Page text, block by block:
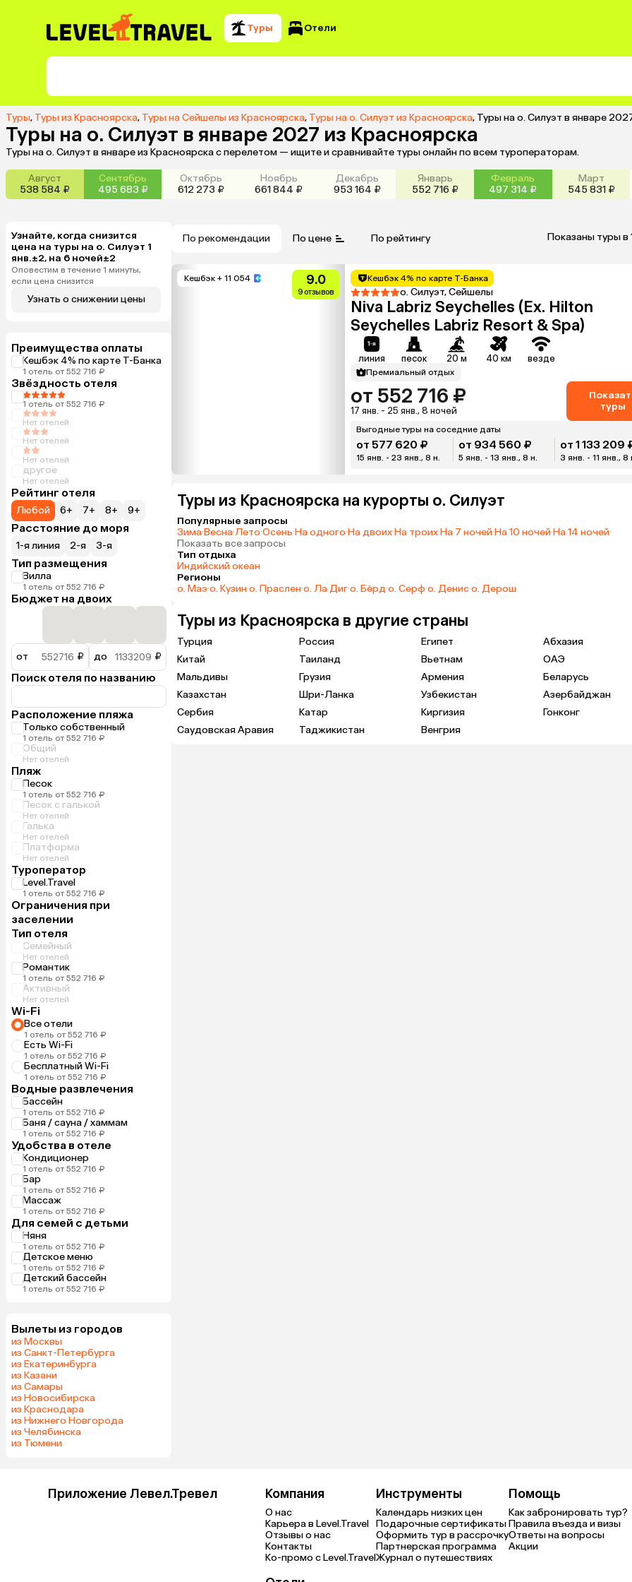
Туры Отели
Туры, Туры из Красноярска, Туры на Сейшелы из Красноярска, Туры на о. Силуэт из Красноярска, Туры на о. Силуэт в январе
Туры на о. Силуэт в январе 2027 из Красноярска
Туры на о. Силуэт в январе из Красноярска с перелетом — ищите и сравнивайте туры онлайн по всем туроператорам.
Август
538 584 ₽
Сентябрь
495 683 ₽
Октябрь
612 273 ₽
Ноябрь
661 844 ₽
Декабрь
953 164 ₽
Январь
552 716 ₽
Февраль
497 314 ₽
Март
545 831 ₽
Узнайте, когда снизится
цена на туры на о. Силуэт 1
янв.±2, на 6 ночей±2
Оповестим в течение 1 минуты,
если цена снизится
Узнать о снижении цены
Преимущества оплаты
Кешбэк 4% по карте Т-Банка
1 отель от 552 716 ₽
Звёздность отеля
1 отель от 552 716 ₽
Нет отелей
Нет отелей
Нет отелей
другое
Нет отелей
Рейтинг отеля
Любой 6+ 7+ 8+ 9+
Расстояние до моря
1-я линия 2-я 3-я
Тип размещения
Вилла
1 отель от 552 716 ₽
Бюджет на двоих
от ₽ до ₽
Поиск отеля по названию
Расположение пляжа
Только собственный
1 отель от 552 716 ₽
Общий
Нет отелей
Пляж
Песок
1 отель от 552 716 ₽
Песок с галькой
Нет отелей
Галька
Нет отелей
Платформа
Нет отелей
Туроператор
Level.Travel
1 отель от 552 716 ₽
Ограничения при
заселении
Тип отеля
Семейный
Нет отелей
Романтик
1 отель от 552 716 ₽
Активный
Нет отелей
Wi-Fi
Все отели
1 отель от 552 716 ₽
Есть Wi-Fi
1 отель от 552 716 ₽
Бесплатный Wi-Fi
1 отель от 552 716 ₽
Водные развлечения
Бассейн
1 отель от 552 716 ₽
Баня / сауна / хаммам
1 отель от 552 716 ₽
Удобства в отеле
Кондиционер
1 отель от 552 716 ₽
Бар
1 отель от 552 716 ₽
Массаж
1 отель от 552 716 ₽
Для семей с детьми
Няня
1 отель от 552 716 ₽
Детское меню
1 отель от 552 716 ₽
Детский бассейн
1 отель от 552 716 ₽
Вылеты из городов
из Москвы
из Санкт-Петербурга
из Екатеринбурга
из Казани
из Самары
из Новосибирска
из Краснодара
из Нижнего Новгорода
из Челябинска
из Тюмени
По рекомендации По цене По рейтингу Показаны туры в
Кешбэк + 11 054 9.0
9 отзывов
Кешбэк 4% по карте Т-Банка
о. Силуэт, Сейшелы
Niva Labriz Seychelles (Ex. Hilton
Seychelles Labriz Resort & Spa)
линия песок 20 м 40 км везде
Премиальный отдых
от 552 716 ₽
17 янв. - 25 янв., 8 ночей
туры
Выгодные туры на соседние даты
от 577 620 ₽
15 янв. - 23 янв., 8 н.
от 934 560 ₽
5 янв. - 13 янв., 8 н.
от 1 133 209
3 янв. - 11 янв., 8
Туры из Красноярска на курорты о. Силуэт
Популярные запросы
Зима·Весна·Лето·Осень·На одного·На двоих·На троих·На 7 ночей·На 10 ночей·На 14 ночей·
Показать все запросы
Тип отдыха
Индийский океан
Регионы
о. Маэ·о. Кузин·о. Праслен·о. Ла Диг·о. Бёрд·о. Серф·о. Денис·о. Дерош
Туры из Красноярска в другие страны
Турция Россия Египет
Абхазия
Китай
Таиланд Вьетнам
ОАЭ
Мальдивы
Грузия Армения
Беларусь
Казахстан
Шри-Ланка Узбекистан
Азербайджан
Сербия
Катар Киргизия
Гонконг
Саудовская Аравия
Таджикистан Венгрия
Приложение Левел.Тревел Компания
О нас
Карьера в Level.Travel
Отзывы о нас
Контакты
Ко-промо с Level.Travel
Инструменты
Календарь низких цен
Подарочные сертификаты
Оформить тур в рассрочку
Партнерская программа
Журнал о путешествиях
Помощь
Как забронировать тур?
Правила въезда и визы
Ответы на вопросы
Акции